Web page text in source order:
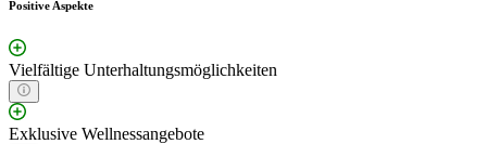
Positive Aspekte
Vielfältige Unterhaltungsmöglichkeiten
Exklusive Wellnessangebote